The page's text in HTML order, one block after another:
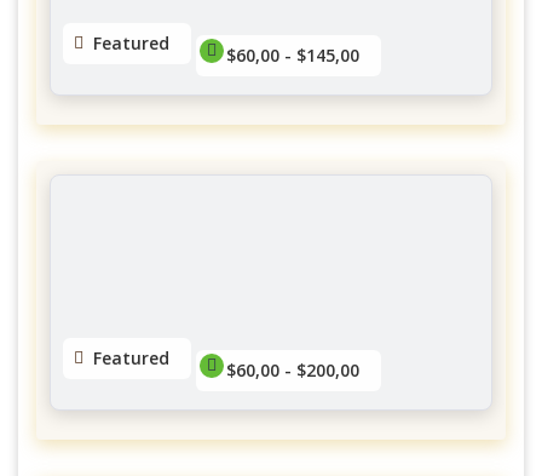
Featured
$60,00 - $145,00
Yubasorentino Lashes Gatineau
Quartier Des Promenades
Featured
$60,00 - $200,00
Extensions de cils